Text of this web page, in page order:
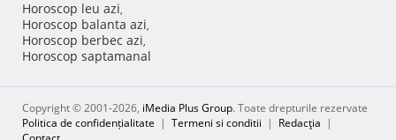
Horoscop leu azi,
Horoscop balanta azi,
Horoscop berbec azi,
Horoscop saptamanal
Copyright © 2001-2026, iMedia Plus Group. Toate drepturile rezervate
Politica de confidențialitate | Termeni si conditii | Redacţia |